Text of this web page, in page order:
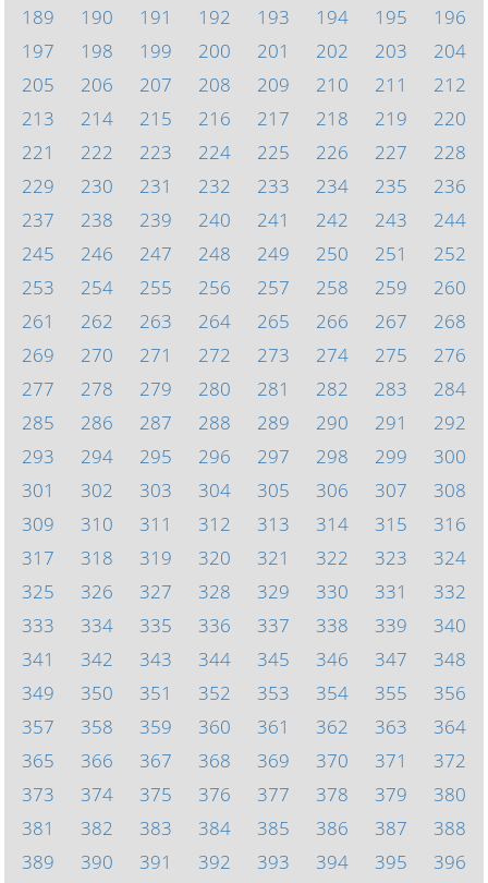
189
190 191 192 193 194 195
196
197
198 199 200 201 202 203
204
205
206 207 208 209 210 211
212
213
214 215 216 217 218 219
220
221
222 223 224 225 226 227
228
229
230 231 232 233 234 235
236
237
238 239 240 241 242 243
244
245
246 247 248 249 250 251
252
253
254 255 256 257 258 259
260
261
262 263 264 265 266 267
268
269
270 271 272 273 274 275
276
277
278 279 280 281 282 283
284
285
286 287 288 289 290 291
292
293
294 295 296 297 298 299
300
301
302 303 304 305 306 307
308
309
310 311 312 313 314 315
316
317
318 319 320 321 322 323
324
325
326 327 328 329 330 331
332
333
334 335 336 337 338 339
340
341
342 343 344 345 346 347
348
349
350 351 352 353 354 355
356
357
358 359 360 361 362 363
364
365
366 367 368 369 370 371
372
373
374 375 376 377 378 379
380
381
382 383 384 385 386 387
388
389
390 391 392 393 394 395 396